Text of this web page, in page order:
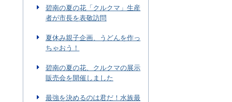
碧南の夏の花「クルクマ」生産
者が市長を表敬訪問
夏休み親子企画、うどんを作っ
ちゃおう！
碧南の夏の花、クルクマの展示
販売会を開催しました
最強を決めるのは君だ！水族最